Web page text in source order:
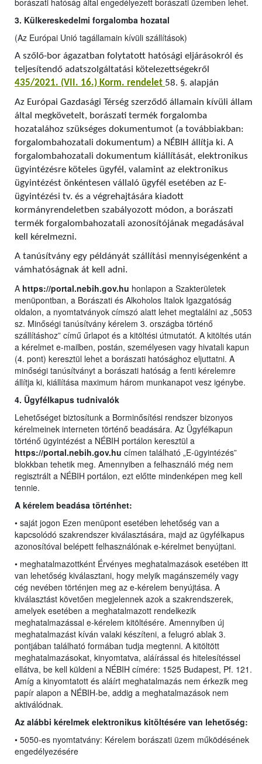
borászati hatóság által engedélyezett borászati üzemben lehet.
3. Külkereskedelmi forgalomba hozatal
(Az Európai Unió tagállamain kívüli szállítások)
A szőlő-bor ágazatban folytatott hatósági eljárásokról és
teljesítendő adatszolgáltatási kötelezettségekről
435/2021. (VII. 16.) Korm. rendelet 58. §. alapján
Az Európai Gazdasági Térség szerződő államain kívüli állam
által megkövetelt, borászati termék forgalomba
hozatalához szükséges dokumentumot (a továbbiakban:
forgalombahozatali dokumentum) a NÉBIH állítja ki. A
forgalombahozatali dokumentum kiállítását, elektronikus
ügyintézésre köteles ügyfél, valamint az elektronikus
ügyintézést önkéntesen vállaló ügyfél esetében az E-
ügyintézési tv. és a végrehajtására kiadott
kormányrendeletben szabályozott módon, a borászati
termék forgalombahozatali azonosítójának megadásával
kell kérelmezni.
A tanúsítvány egy példányát szállítási mennyiségenként a
vámhatóságnak át kell adni.
A https://portal.nebih.gov.hu honlapon a Szakterületek
menüpontban, a Borászati és Alkoholos Italok Igazgatóság
oldalon, a nyomtatványok címszó alatt lehet megtalálni az „5053
sz. Minőségi tanúsítvány kérelem 3. országba történő
szállításhoz” című űrlapot és a kitöltési útmutatót. A kitöltés után
a kérelmet e-mailben, postán, személyesen vagy hivatali kapun
(4. pont) keresztül lehet a borászati hatósághoz eljuttatni. A
minőségi tanúsítványt a borászati hatóság a fenti kérelemre
állítja ki, kiállítása maximum három munkanapot vesz igénybe.
4. Ügyfélkapus tudnivalók
Lehetőséget biztosítunk a Borminősítési rendszer bizonyos
kérelmeinek interneten történő beadására. Az Ügyfélkapun
történő ügyintézést a NÉBIH portálon keresztül a
https://portal.nebih.gov.hu címen található „E-ügyintézés”
blokkban tehetik meg. Amennyiben a felhasználó még nem
regisztrált a NÉBIH portálon, ezt előtte mindenképen meg kell
tennie.
A kérelem beadása történhet:
• saját jogon Ezen menüpont esetében lehetőség van a
kapcsolódó szakrendszer kiválasztására, majd az ügyfélkapus
azonosítóval belépett felhasználónak e-kérelmet benyújtani.
• meghatalmazottként Érvényes meghatalmazások esetében itt
van lehetőség kiválasztani, hogy melyik magánszemély vagy
cég nevében történjen meg az e-kérelem benyújtása. A
kiválasztást követően megjelennek azok a szakrendszerek,
amelyek esetében a meghatalmazott rendelkezik
meghatalmazással e-kérelem kitöltésére. Amennyiben új
meghatalmazást kíván valaki készíteni, a felugró ablak 3.
pontjában található formában tudja megtenni. A kitöltött
meghatalmazásokat, kinyomtatva, aláírással és hitelesítéssel
ellátva, be kell küldeni a NÉBIH címére: 1525 Budapest, Pf. 121.
Amíg a kinyomtatott és aláírt meghatalmazás nem érkezik meg
papír alapon a NÉBIH-be, addig a meghatalmazások nem
aktiválódnak.
Az alábbi kérelmek elektronikus kitöltésére van lehetőség:
• 5050-es nyomtatvány: Kérelem borászati üzem működésének
engedélyezésére